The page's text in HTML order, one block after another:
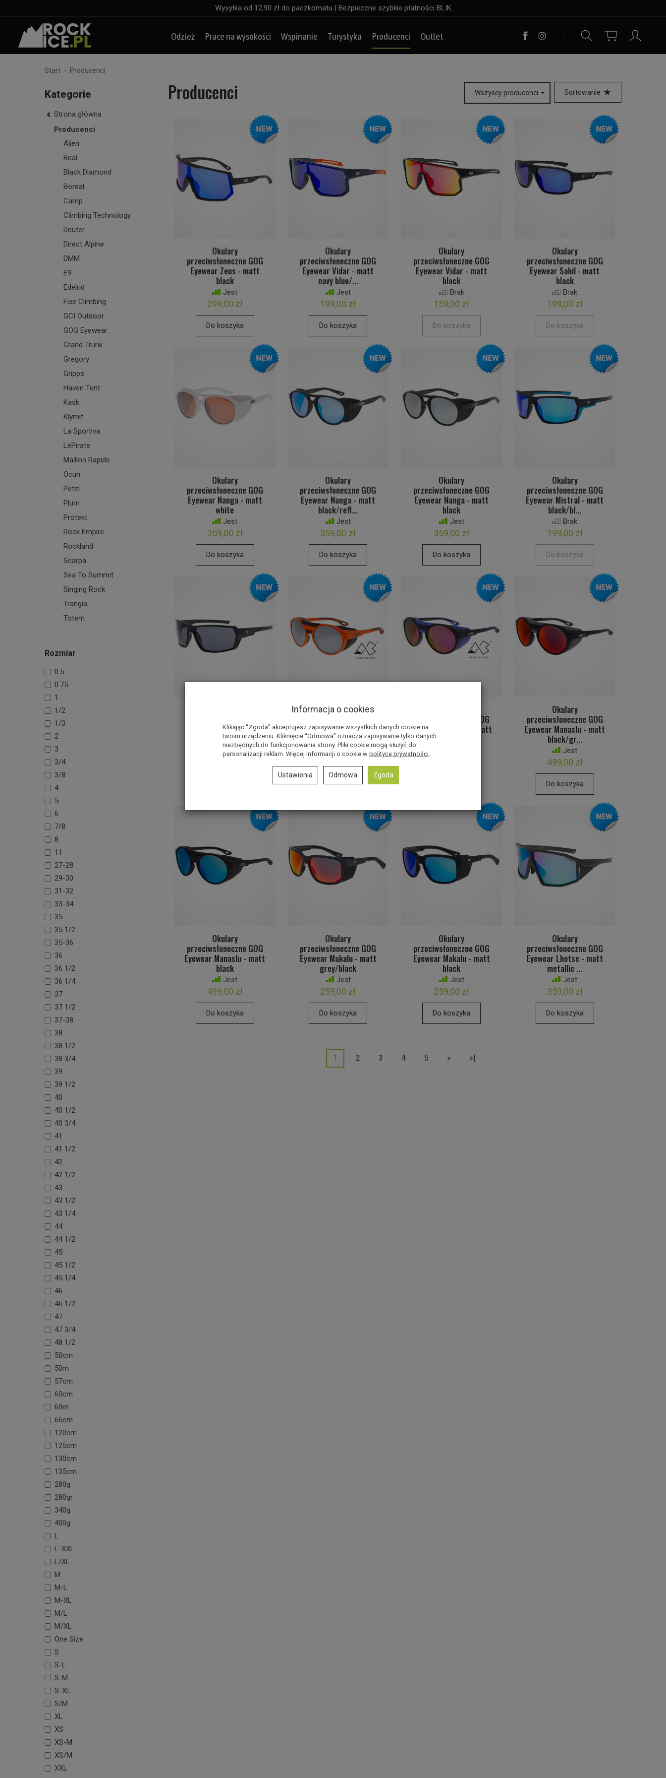
Wysyłka od 12,90 zł do paczkomatu | Bezpieczne szybkie płatności BLIK
Odzież Prace na wysokości Wspinanie Turystyka Producenci Outlet
Start Producenci
Producenci Sortowanie
Okulary
przeciwsłoneczne GOG
Eyewear Zeus - matt
black
Jest
299,00 zł
Do koszyka
Okulary
przeciwsłoneczne GOG
Eyewear Vidar - matt
navy blue/...
Jest
199,00 zł
Do koszyka
Okulary
przeciwsłoneczne GOG
Eyewear Vidar - matt
black
Brak
159,00 zł
Do koszyka
Okulary
przeciwsłoneczne GOG
Eyewear Sahil - matt
black
Brak
199,00 zł
Do koszyka
Okulary
przeciwsłoneczne GOG
Eyewear Nanga - matt
white
Jest
359,00 zł
Do koszyka
Okulary
przeciwsłoneczne GOG
Eyewear Nanga - matt
black/refl...
Jest
359,00 zł
Do koszyka
Okulary
przeciwsłoneczne GOG
Eyewear Nanga - matt
black
Jest
359,00 zł
Do koszyka
Okulary
przeciwsłoneczne GOG
Eyewear Mistral - matt
black/bl...
Brak
199,00 zł
Do koszyka
Eyewear Mistral - black
smoke
Jest
Okulary
Eyewear Manaslu - matt
neon ora...
Brak
Do koszyka
przeciwsłoneczne GOG
Eyewear Manaslu - matt
black/pu...
Okulary
przeciwsłoneczne GOG
Eyewear Manaslu - matt
black/gr...
Jest
499,00 zł
Do koszyka
Okulary
przeciwsłoneczne GOG
Eyewear Manaslu - matt
black
Jest
499,00 zł
Do koszyka
Okulary
przeciwsłoneczne GOG
Eyewear Makalu - matt
grey/black
Jest
259,00 zł
Do koszyka
Okulary
przeciwsłoneczne GOG
Eyewear Makalu - matt
black
Jest
259,00 zł
Do koszyka
Okulary
przeciwsłoneczne GOG
Eyewear Lhotse - matt
metallic ...
Jest
359,00 zł
Do koszyka
1 2 3 4 5 » »|
Kategorie
Strona główna
Producenci
Alien
Beal
Black Diamond
Boreal
Camp
Climbing Technology
Deuter
Direct Alpine
DMM
E9
Edelrid
Fixe Climbing
GCI Outdoor
GOG Eyewear
Grand Trunk
Gregory
Gripps
Haven Tent
Kask
Klymit
La Sportiva
LePirate
Maillon Rapide
Ocun
Petzl
Plum
Protekt
Rock Empire
Rockland
Scarpa
Sea To Summit
Singing Rock
Trangia
Totem
Rozmiar
0.5
0.75
1
1/2
1/3
2
3
3/4
3/8
4
5
6
7/8
8
11
27-28
29-30
31-32
33-34
35
35 1/2
35-36
36
36 1/2
36 1/4
37
37 1/2
37-38
38
38 1/2
38 3/4
39
39 1/2
40
40 1/2
40 3/4
41
41 1/2
42
42 1/2
43
43 1/2
43 1/4
44
44 1/2
45
45 1/2
45 1/4
46
46 1/2
47
47 3/4
48 1/2
50cm
50m
57cm
60cm
60m
66cm
120cm
125cm
130cm
135cm
280g
280gr
340g
400g
L
L-XXL
L/XL
M
M-L
M-XL
M/L
M/XL
One Size
S
S-L
S-M
S-XL
S/M
XL
XS
XS-M
XS/M
XXL
Informacja o cookies
Klikając “Zgoda” akceptujesz zapisywanie wszystkich danych cookie na
twoim urządzeniu. Kliknięcie “Odmowa” oznacza zapisywanie tylko danych
niezbędnych do funkcjonowania strony. Pliki cookie mogą służyć do
personalizacji reklam. Więcej informacji o cookie w polityce prywatności.
Ustawienia Odmowa Zgoda